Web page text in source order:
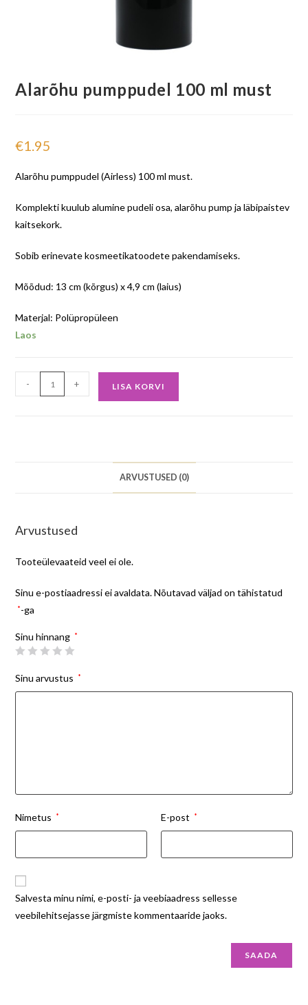
Alarõhu pumppudel 100 ml must
€1.95
Alarõhu pumppudel (Airless) 100 ml must.
Komplekti kuulub alumine pudeli osa, alarõhu pump ja läbipaistev
kaitsekork.
Sobib erinevate kosmeetikatoodete pakendamiseks.
Mõõdud: 13 cm (kõrgus) x 4,9 cm (laius)
Materjal: Polüpropüleen
Laos
- + LISA KORVI
ARVUSTUSED (0)
Arvustused
Tooteülevaateid veel ei ole.
Sinu e-postiaadressi ei avaldata. Nõutavad väljad on tähistatud
*-ga
Sinu hinnang *
Sinu arvustus *
Nimetus * E-post *
Salvesta minu nimi, e-posti- ja veebiaadress sellesse
veebilehitsejasse järgmiste kommentaaride jaoks.